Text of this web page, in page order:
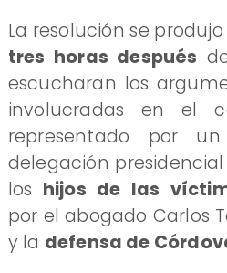
​La resolución se
tres horas después
escucharan los
involucradas en el
representado por
delegación
los hijos de las
por el abogado Carlos
y la defensa de